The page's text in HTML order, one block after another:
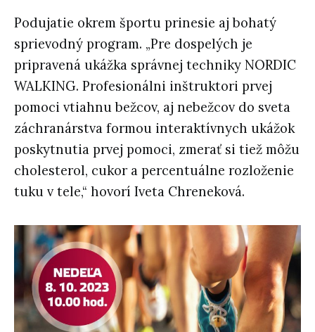
Podujatie okrem športu prinesie aj bohatý
sprievodný program. „Pre dospelých je
pripravená ukážka správnej techniky NORDIC
WALKING. Profesionálni inštruktori prvej
pomoci vtiahnu bežcov, aj nebežcov do sveta
záchranárstva formou interaktívnych ukážok
poskytnutia prvej pomoci, zmerať si tiež môžu
cholesterol, cukor a percentuálne rozloženie
tuku v tele,“ hovorí Iveta Chreneková.